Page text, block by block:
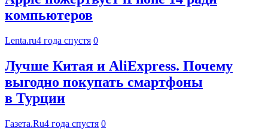
компьютеров
Lenta.ru4 года спустя 0
Лучше Китая и AliExpress. Почему
выгодно покупать смартфоны
в Турции
Газета.Ru4 года спустя 0